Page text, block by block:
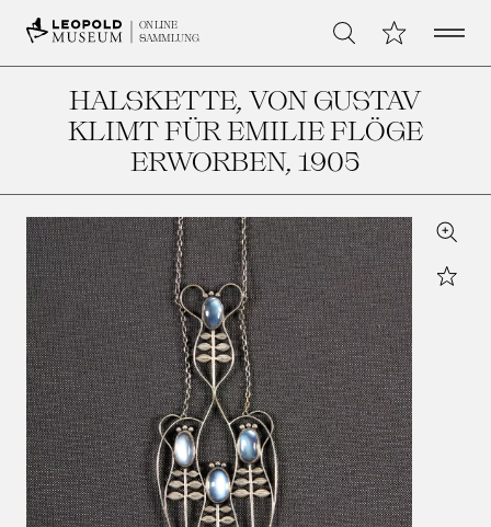
ONLINE
SAMMLUNG
Suche Meine Open
HALSKETTE, VON GUSTAV
KLIMT FÜR EMILIE FLÖGE
ERWORBEN, 1905
Zoom
Star